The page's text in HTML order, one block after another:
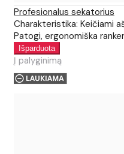
Profesionalus sekatorius
Charakteristika: Keičiami
Patogi, ergonomiška
Į palyginimą